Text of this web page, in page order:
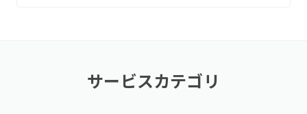
サービスカテゴリ